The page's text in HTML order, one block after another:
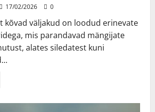
17/02/2026 0
kõvad väljakud on loodud erinevate
mis parandavad mängijate
alates siledatest kuni